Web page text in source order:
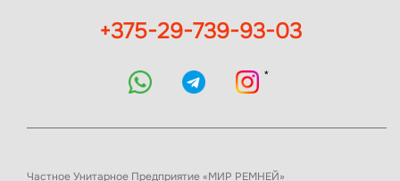
+375-29-739-93-03
*
Частное Унитарное Предприятие «МИР РЕМНЕЙ»